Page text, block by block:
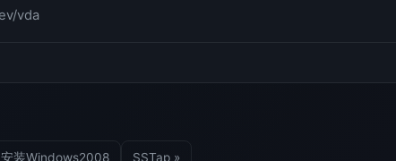
vda
安装Windows2008 SSTap »